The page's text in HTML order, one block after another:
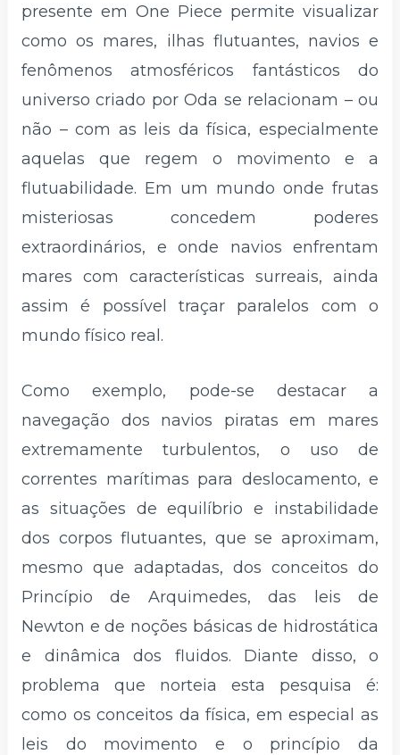
presente em One Piece permite visualizar
como os mares, ilhas flutuantes, navios e
fenômenos atmosféricos fantásticos do
universo criado por Oda se relacionam – ou
não – com as leis da física, especialmente
aquelas que regem o movimento e a
flutuabilidade. Em um mundo onde frutas
misteriosas concedem poderes
extraordinários, e onde navios enfrentam
mares com características surreais, ainda
assim é possível traçar paralelos com o
mundo físico real.
Como exemplo, pode-se destacar a
navegação dos navios piratas em mares
extremamente turbulentos, o uso de
correntes marítimas para deslocamento, e
as situações de equilíbrio e instabilidade
dos corpos flutuantes, que se aproximam,
mesmo que adaptadas, dos conceitos do
Princípio de Arquimedes, das leis de
Newton e de noções básicas de hidrostática
e dinâmica dos fluidos. Diante disso, o
problema que norteia esta pesquisa é:
como os conceitos da física, em especial as
leis do movimento e o princípio da